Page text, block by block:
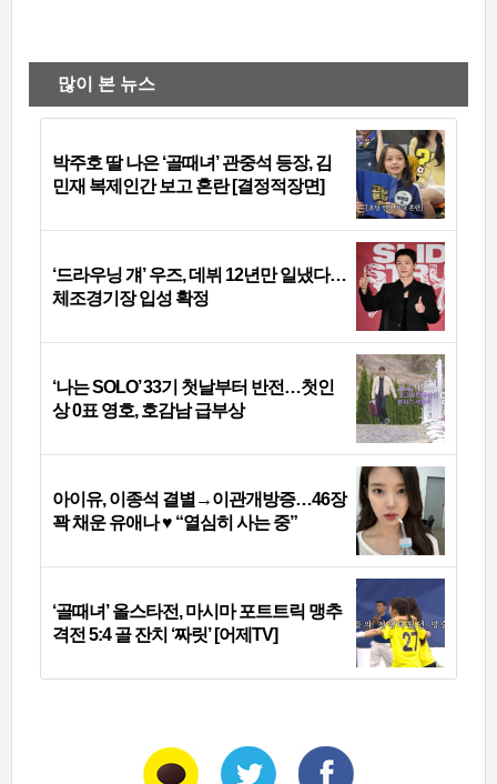
많이 본 뉴스
박주호 딸 나은 ‘골때녀’ 관중석 등장, 김
민재 복제인간 보고 혼란 [결정적장면]
‘드라우닝 걔’ 우즈, 데뷔 12년만 일냈다…
체조경기장 입성 확정
‘나는 SOLO’ 33기 첫날부터 반전…첫인
상 0표 영호, 호감남 급부상
아이유, 이종석 결별→이관개방증…46장
꽉 채운 유애나 ♥ “열심히 사는 중”
‘골때녀’ 올스타전, 마시마 포트트릭 맹추
격전 5:4 골 잔치 ‘짜릿’ [어제TV]